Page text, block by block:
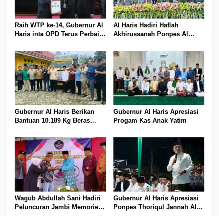
Raih WTP ke-14, Gubernur Al
Haris inta OPD Terus Perbaiki
Al Haris Hadiri Haflah
Akhirussanah Ponpes Al
Gubernur Al Haris Berikan
Bantuan 10.189 Kg Beras
Sarolangun
Gubernur Al Haris Apresiasi
Progam Kas Anak Yatim
Wagub Abdullah Sani Hadiri
Peluncuran Jambi Memories
Gubernur Al Haris Apresiasi
Ponpes Thoriqul Jannah Al-